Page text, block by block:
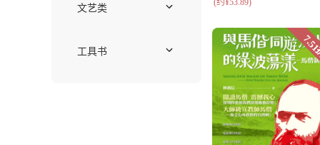
崇拜、音乐与
辅导
教会治理
讲道
基督教教育
小组与团契
门徒造就
福音布道